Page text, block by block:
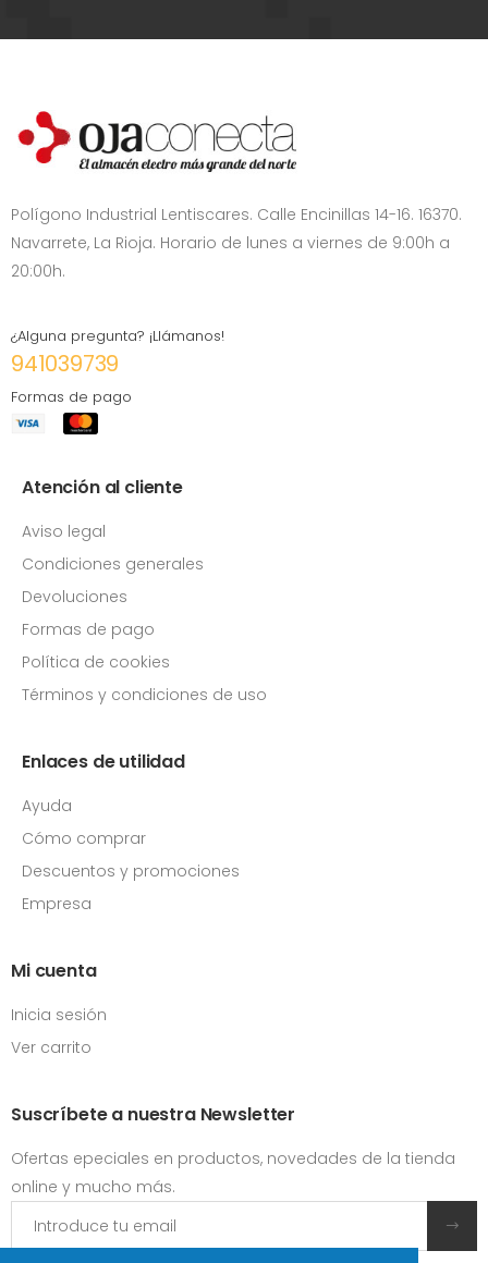
Polígono Industrial Lentiscares. Calle Encinillas 14-16. 16370.
Navarrete, La Rioja. Horario de lunes a viernes de 9:00h a
20:00h.
¿Alguna pregunta? ¡Llámanos!
941039739
Formas de pago
Atención al cliente
Aviso legal
Condiciones generales
Devoluciones
Formas de pago
Política de cookies
Términos y condiciones de uso
Enlaces de utilidad
Ayuda
Cómo comprar
Descuentos y promociones
Empresa
Mi cuenta
Inicia sesión
Ver carrito
Suscríbete a nuestra Newsletter
Ofertas epeciales en productos, novedades de la tienda
online y mucho más.